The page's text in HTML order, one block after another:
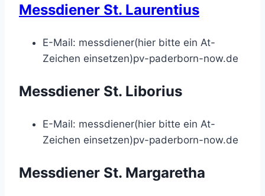
Messdiener St. Laurentius
E-Mail: messdiener(hier bitte ein At-
Zeichen einsetzen)pv-paderborn-now.de
Messdiener St. Liborius
E-Mail: messdiener(hier bitte ein At-
Zeichen einsetzen)pv-paderborn-now.de
Messdiener St. Margaretha